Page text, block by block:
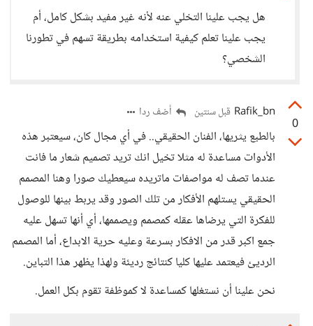
هل يجب علينا التخلي عنه لأنه غير مفيد بشكل كامل، أم
يجب علينا تعلم كيفية استخدامه بطريقة تسهم في تطورنا
الشخصي؟
0
Rafik_bn قبل سنتين أضف ردا
بالطبع يثريها، الفنان الحقيقي.. في أي مجال كان، سيعتبر هذه
الأدوات مساعدة له مثلا تخيل انك تريد تصميم شعار ما فانت
عندما تصف له مواصفات ماتريده سيعطيك صورا وهنا المصمم
الحقيقي يستلهم الأفكار من تلك الصور وقد يربط بينها للوصول
للفكرة التي يرضاها عقله كمصمم ويصممها، أي أنها تسهل عليه
جمع اكبر قدر من الافكار بسرعة وعليه حرية الابداع، أما المصمم
الرديئ فيعتمد عليها كليا كنتائج رديئة ولهذا يظهر هذا التباين.
نحن علينا أن نستغلها كمساعدة لا كموظفة تقوم بكل العمل.